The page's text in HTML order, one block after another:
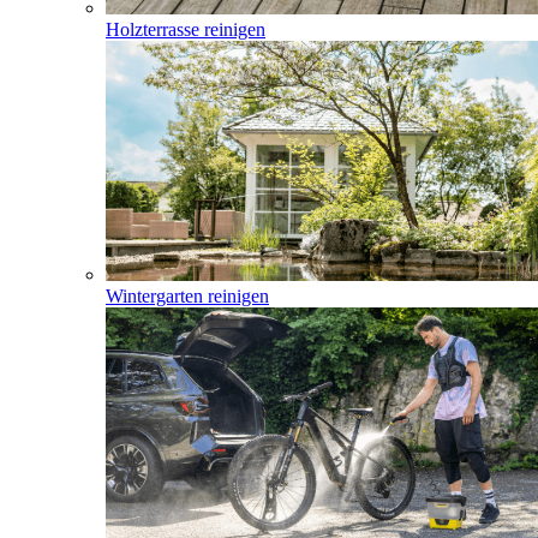
Holzterrasse reinigen
Wintergarten reinigen